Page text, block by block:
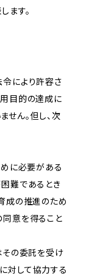
ます。
令により許容さ
用目的の達成に
ん。但し、次
めに必要がある
難であるとき
成の推進のため
同意を得ること
その委託を受け
対して協力する